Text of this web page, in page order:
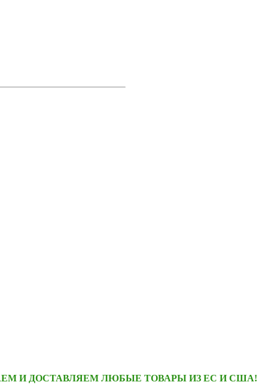
И ДОСТАВЛЯЕМ ЛЮБЫЕ ТОВАРЫ ИЗ ЕС И США!